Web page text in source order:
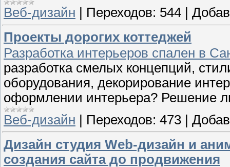
Веб-дизайн
Переходов: 544
Проекты дорогих коттеджей
Разработка интерьеров спален в
разработка смелых концепций,
оборудования, декорирование
оформлении интерьера? Решение
Веб-дизайн
Переходов: 473
Дизайн студия Web-дизайн и
создания сайта до продвижения